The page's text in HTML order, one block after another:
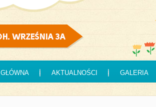
GŁÓWNA AKTUALNOŚCI GALERIA